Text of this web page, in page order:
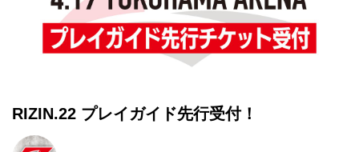
RIZIN.22 プレイガイド先行受付！